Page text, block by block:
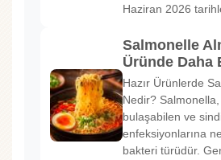
Haziran 2026
Salmonelle
Üründe Daha
Hazır Ürünlerde
Nedir?
bulaşabilen ve
enfeksiyonlarına
bakteri türüdür.